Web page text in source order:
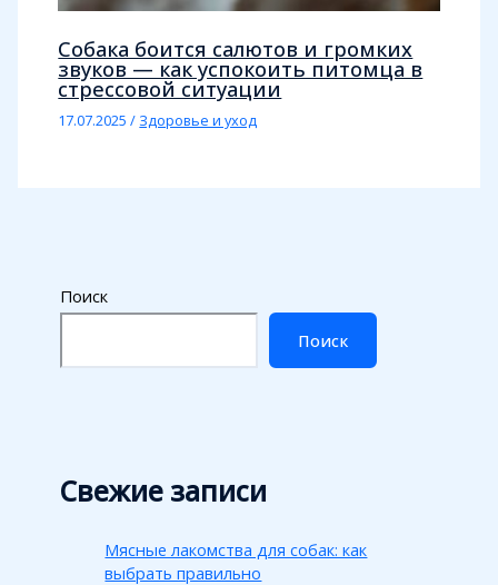
Собака боится салютов и громких
звуков — как успокоить питомца в
стрессовой ситуации
17.07.2025/ Здоровье и уход
Поиск
Поиск
Свежие записи
Мясные лакомства для собак: как
выбрать правильно